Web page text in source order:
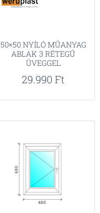
50×50 NYÍLÓ MŰANYAG
ABLAK 3 RÉTEGŰ
ÜVEGGEL
29.990 Ft